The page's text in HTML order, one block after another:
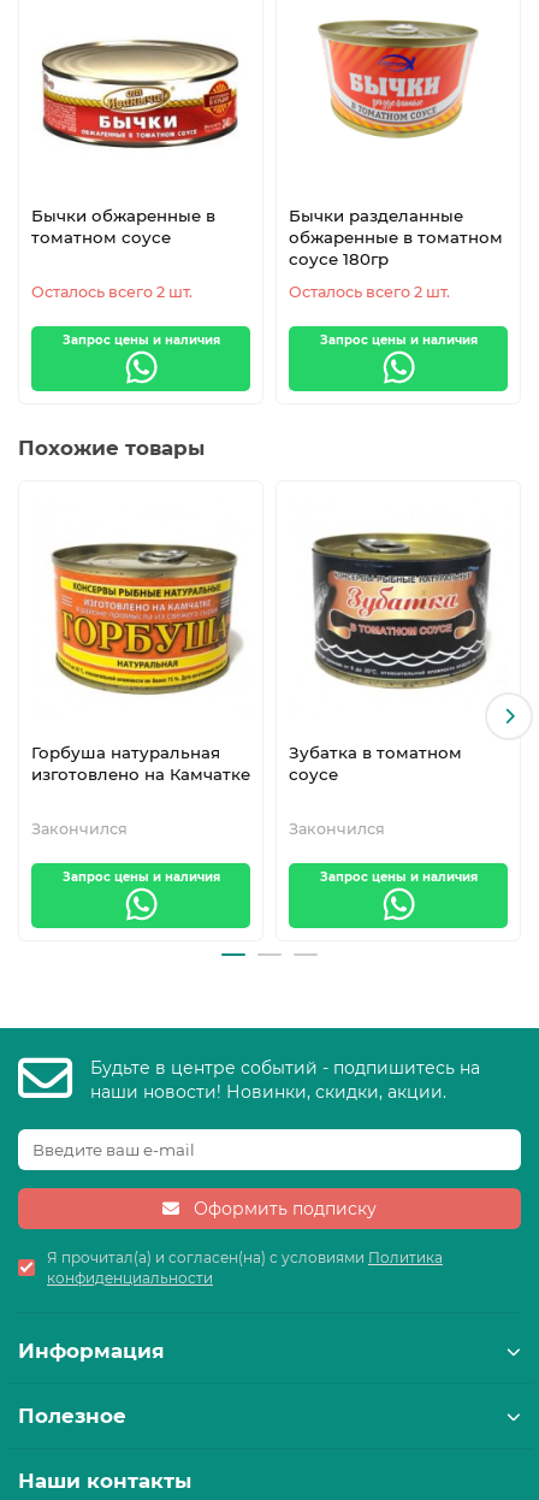
Бычки обжаренные в
томатном соусе
Осталось всего 2 шт.
Запрос цены и наличия
Бычки разделанные
обжаренные в томатном
соусе 180гр
Осталось всего 2 шт.
Запрос цены и наличия
Похожие товары
Горбуша натуральная
изготовлено на Камчатке
Закончился
Запрос цены и наличия
Зубатка в томатном
соусе
Закончился
Запрос цены и наличия
Будьте в центре событий - подпишитесь на
наши новости! Новинки, скидки, акции.
Оформить подписку
Я прочитал(а) и согласен(на) с условиями Политика
конфиденциальности
Информация
Полезное
Наши контакты